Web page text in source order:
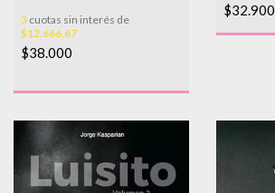
3 cuotas sin interés de
$12.666,67
$38.000
$32.900